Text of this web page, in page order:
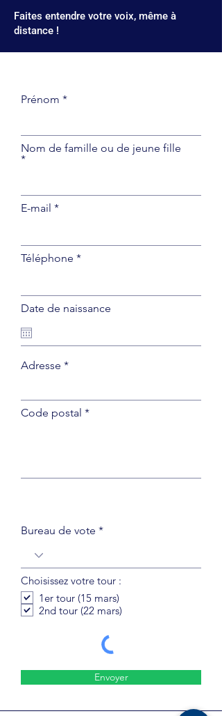
Faites entendre votre voix, même à
distance !
Prénom
Nom de famille ou de jeune fille
E-mail
Téléphone
Date de naissance
Adresse
Code postal
Bureau de vote
Choisissez votre tour :
1er tour (15 mars)
2nd tour (22 mars)
Envoyer